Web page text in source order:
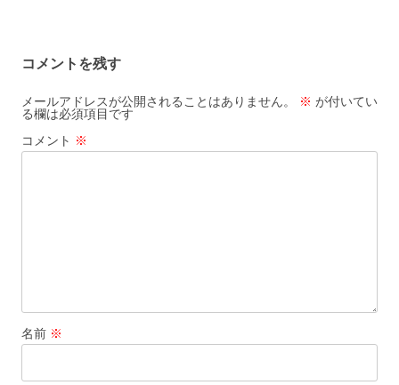
コメントを残す
メールアドレスが公開されることはありません。 ※ が付いてい
る欄は必須項目です
コメント ※
名前 ※